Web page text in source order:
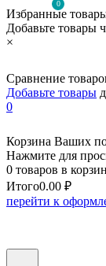
0
Избранные
Добавьте товары
×
Сравнение
Добавьте товары
0
Корзина Ваших
Нажмите для
0 товаров в
Итого0.00 ₽
перейти к